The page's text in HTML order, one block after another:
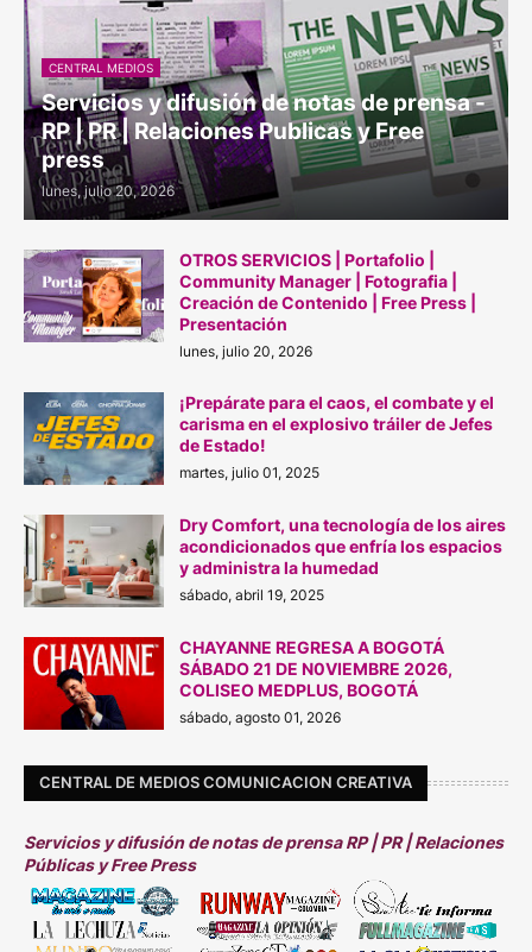
CENTRAL MEDIOS
Servicios y difusión de notas de prensa -
RP | PR | Relaciones Publicas y Free
press
lunes, julio 20, 2026
OTROS SERVICIOS | Portafolio |
Community Manager | Fotografia |
Creación de Contenido | Free Press |
Presentación
lunes, julio 20, 2026
¡Prepárate para el caos, el combate y el
carisma en el explosivo tráiler de Jefes
de Estado!
martes, julio 01, 2025
Dry Comfort, una tecnología de los aires
acondicionados que enfría los espacios
y administra la humedad
sábado, abril 19, 2025
CHAYANNE REGRESA A BOGOTÁ
SÁBADO 21 DE N0VIEMBRE 2026,
COLISEO MEDPLUS, BOGOTÁ
sábado, agosto 01, 2026
CENTRAL DE MEDIOS COMUNICACION CREATIVA
Servicios y difusión de notas de prensa RP | PR | Relaciones
Públicas y Free Press